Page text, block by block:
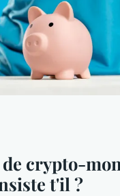
crypto-
t'il ?